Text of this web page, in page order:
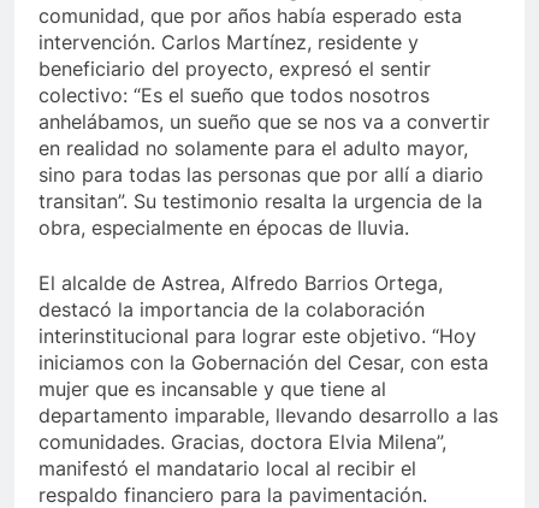
comunidad, que por años había esperado esta
intervención. Carlos Martínez, residente y
beneficiario del proyecto, expresó el sentir
colectivo: “Es el sueño que todos nosotros
anhelábamos, un sueño que se nos va a convertir
en realidad no solamente para el adulto mayor,
sino para todas las personas que por allí a diario
transitan”. Su testimonio resalta la urgencia de la
obra, especialmente en épocas de lluvia.
El alcalde de Astrea, Alfredo Barrios Ortega,
destacó la importancia de la colaboración
interinstitucional para lograr este objetivo. “Hoy
iniciamos con la Gobernación del Cesar, con esta
mujer que es incansable y que tiene al
departamento imparable, llevando desarrollo a las
comunidades. Gracias, doctora Elvia Milena”,
manifestó el mandatario local al recibir el
respaldo financiero para la pavimentación.